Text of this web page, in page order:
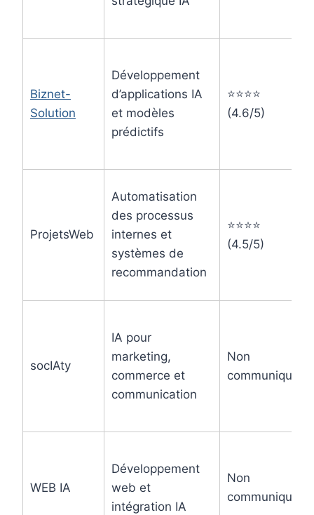
Biznet-
Solution
Développement
d’applications IA
et modèles
prédictifs
⭐⭐⭐⭐
(4.6/5)
ProjetsWeb
Automatisation
des processus
internes et
systèmes de
recommandation
⭐⭐⭐⭐
(4.5/5)
socIAty
IA pour
marketing,
commerce et
communication
Non
communiqué
WEB IA
Développement
web et
intégration IA
Non
communiqué